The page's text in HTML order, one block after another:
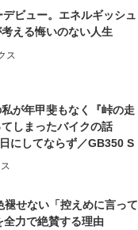
ビュー。エネルギッシュ
える悔いのない人生
ス
が年甲斐もなく『峠の走
しまったバイクの話
にしてならず／GB350 S
前編】
褪せない「控えめに言って
力で絶賛する理由